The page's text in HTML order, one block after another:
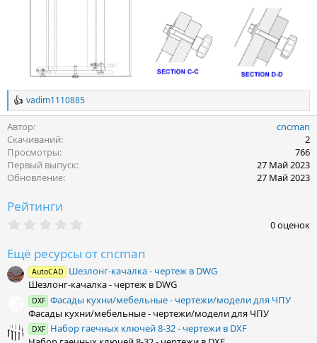
Р
е
а
к
ц
и
и
:
vadim1110885
Автор
cncman
Скачиваний
2
Просмотры
766
Первый выпуск
27 Май 2023
Обновление
27 Май 2023
Рейтинги
0
з
в
ё
з
д
0 оценок
Ещё ресурсы от cncman
AutoCAD
Шезлонг-качалка - чертеж в DWG
Шезлонг-качалка - чертеж в DWG
DXF Фасады кухни/мебельные - чертежи/модели для ЧПУ
Фасады кухни/мебельные - чертежи/модели для ЧПУ
DXF Набор гаечных ключей 8-32 - чертежи в DXF